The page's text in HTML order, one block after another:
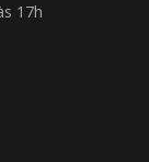
17h